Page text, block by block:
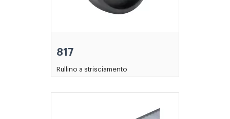
817
Rullino a strisciamento